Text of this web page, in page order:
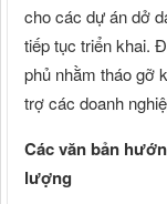
cho các dự án dở
tiếp tục triển khai.
phủ nhằm tháo gỡ
trợ các doanh
Các văn bản
lượng